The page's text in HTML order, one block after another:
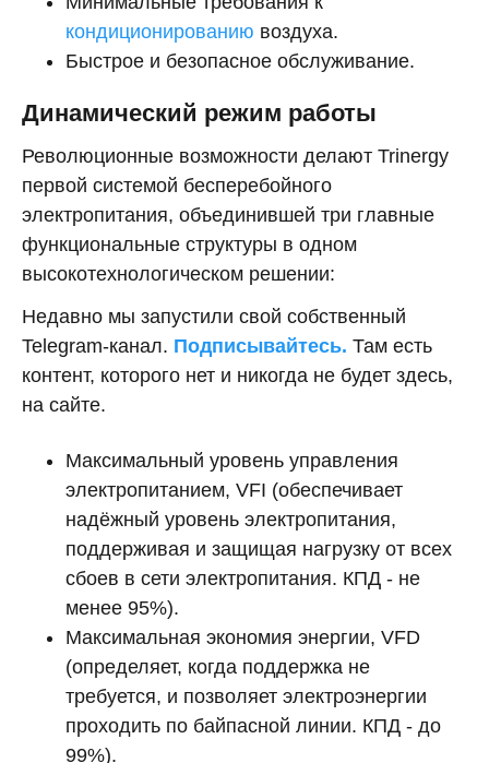
кондиционированию воздуха.
Быстрое и безопасное обслуживание.
Динамический режим работы
Революционные возможности делают Trinergy
первой системой бесперебойного
электропитания, объединившей три главные
функциональные структуры в одном
высокотехнологическом решении:
Недавно мы запустили свой собственный
Telegram-канал. Подписывайтесь. Там есть
контент, которого нет и никогда не будет здесь,
на сайте.
Максимальный уровень управления
электропитанием, VFI (обеспечивает
надёжный уровень электропитания,
поддерживая и защищая нагрузку от всех
сбоев в сети электропитания. КПД - не
менее 95%).
Максимальная экономия энергии, VFD
(определяет, когда поддержка не
требуется, и позволяет электроэнергии
проходить по байпасной линии. КПД - до
99%).